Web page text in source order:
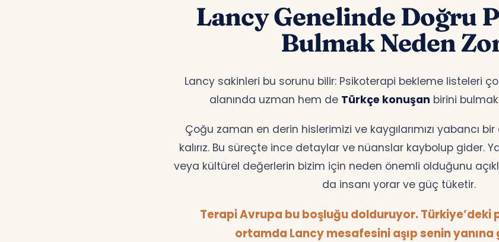
Lancy Genelinde Doğru
Bulmak Neden
Lancy sakinleri bu sorunu bilir: Psikoterapi bekleme listeleri
alanında uzman hem de Türkçe konuşan birini
Çoğu zaman en derin hislerimizi ve kaygılarımızı yabancı
kalırız. Bu süreçte ince detaylar ve nüanslar kaybolup gider.
veya kültürel değerlerin bizim için neden önemli olduğunu
da insanı yorar ve güç tüketir.
Terapi Avrupa bu boşluğu dolduruyor. Türkiye’deki
ortamda Lancy mesafesini aşıp senin